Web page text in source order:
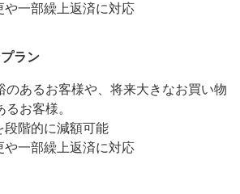
一部繰上返済に対応
ラン
のあるお客様や、将来大きなお買い物
お客様。
段階的に減額可能
一部繰上返済に対応